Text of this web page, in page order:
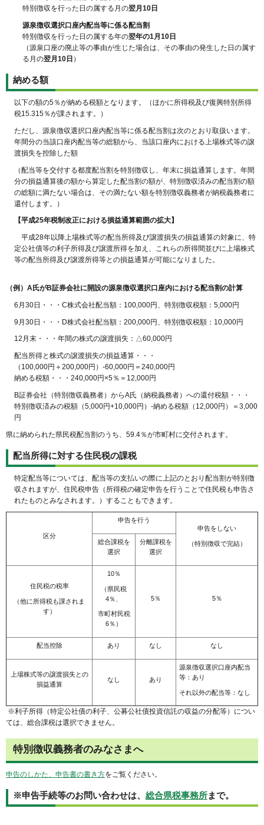
特別徴収を行った日の属する月の翌月10日
源泉徴収選択口座内配当等に係る配当割
特別徴収を行った日の属する年の翌年の1月10日
（源泉口座の廃止等の事由が生じた場合は、その事由の発生した日の属す
る月の翌月10日 ）
納める額
以下の額の5％が納める税額となります。（ほかに所得税及び復興特別所得
税15.315％が課されます。）
ただし、源泉徴収選択口座内配当等に係る配当割は次のとおり取扱います。
年間分の当該口座内配当等の総額から、当該口座内における上場株式等の譲
渡損失を控除した額
（配当等を交付する都度配当割を特別徴収し、年末に損益通算します。年間
分の損益通算後の額から算定した配当割の額が、特別徴収済みの配当割の額
の総額に満たない場合は、その満たない額を特別徴収義務者が納税義務者に
還付します。）
【平成25年税制改正における損益通算範囲の拡大】
平成28年以降上場株式等の配当所得及び譲渡損失の損益通算の対象に、特
定公社債等の利子所得及び譲渡所得を加え、これらの所得間並びに上場株式
等の配当所得及び譲渡所得等との損益通算が可能になりました。
（例）A氏がB証券会社に開設の源泉徴収選択口座内における配当割の計算
6月30日・・・C株式会社配当額：100,000円、特別徴収税額：5,000円
9月30日・・・D株式会社配当額：200,000円、特別徴収税額：10,000円
12月末・・・年間の株式の譲渡損失：△60,000円
配当所得と株式の譲渡損失の損益通算・・・
（100,000円＋200,000円）-60,000円＝240,000円
納める税額・・・240,000円×5％＝12,000円
B証券会社（特別徴収義務者）からA氏（納税義務者）への還付税額・・・
特別徴収済みの税額（5,000円+10,000円）-納める税額（12,000円）＝3,000
円
県に納められた県民税配当割のうち、59.4％が市町村に交付されます。
配当所得に対する住民税の課税
特定配当等については、配当等の支払いの際に上記のとおり配当割が特別徴
収されますが、住民税申告（所得税の確定申告を行うことで住民税も申告さ
れたものとみなされます。）することもできます。
区分
申告を行う
申告をしない
（特別徴収で完結）
総合課税を
選択
分離課税を
選択
住民税の税率
（他に所得税も課されま
す）
10％
（県民税
4％、
市町村民税
6％）
5％ 5％
配当控除 あり なし なし
上場株式等の譲渡損失との
損益通算
なし あり
源泉徴収選択口座内配当
等：あり
それ以外の配当等：なし
※利子所得（特定公社債の利子、公募公社債投資信託の収益の分配等）につい
ては、総合課税は選択できません。
特別徴収義務者のみなさまへ
申告のしかた、申告書の書き方をご覧ください。
※申告手続等のお問い合わせは、 総合県税事務所まで。